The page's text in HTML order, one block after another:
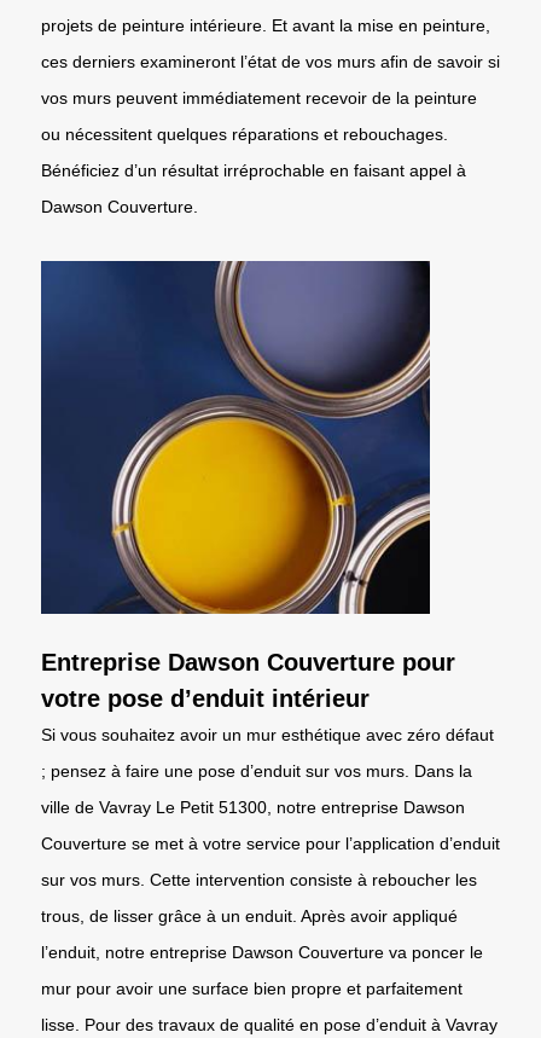
projets de peinture intérieure. Et avant la mise en peinture,
ces derniers examineront l’état de vos murs afin de savoir si
vos murs peuvent immédiatement recevoir de la peinture
ou nécessitent quelques réparations et rebouchages.
Bénéficiez d’un résultat irréprochable en faisant appel à
Dawson Couverture.
Entreprise Dawson Couverture pour
votre pose d’enduit intérieur
Si vous souhaitez avoir un mur esthétique avec zéro défaut
; pensez à faire une pose d’enduit sur vos murs. Dans la
ville de Vavray Le Petit 51300, notre entreprise Dawson
Couverture se met à votre service pour l’application d’enduit
sur vos murs. Cette intervention consiste à reboucher les
trous, de lisser grâce à un enduit. Après avoir appliqué
l’enduit, notre entreprise Dawson Couverture va poncer le
mur pour avoir une surface bien propre et parfaitement
lisse. Pour des travaux de qualité en pose d’enduit à Vavray